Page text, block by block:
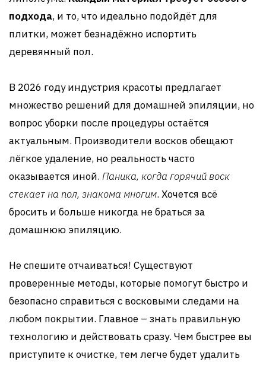
подхода, и то, что идеально подойдёт для
плитки, может безнадёжно испортить
деревянный пол.
В 2026 году индустрия красоты предлагает
множество решений для домашней эпиляции, но
вопрос уборки после процедуры остаётся
актуальным. Производители восков обещают
лёгкое удаление, но реальность часто
оказывается иной. Паника, когда горячий воск
стекает на пол, знакома многим. Хочется всё
бросить и больше никогда не браться за
домашнюю эпиляцию.
Не спешите отчаиваться! Существуют
проверенные методы, которые помогут быстро и
безопасно справиться с восковыми следами на
любом покрытии. Главное – знать правильную
технологию и действовать сразу. Чем быстрее вы
приступите к очистке, тем легче будет удалить